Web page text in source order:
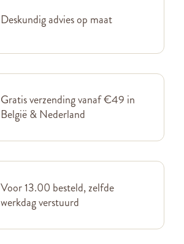
Deskundig advies op maat
Gratis verzending vanaf €49 in
België & Nederland
Voor 13.00 besteld, zelfde
werkdag verstuurd